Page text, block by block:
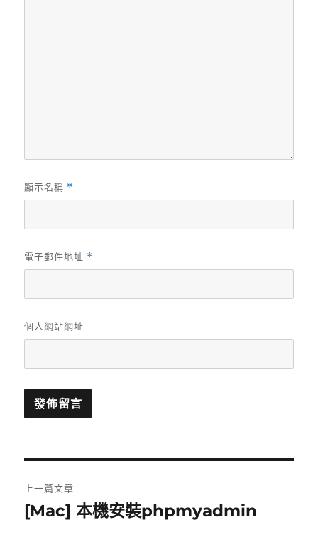
顯示名稱 *
電子郵件地址 *
個人網站網址
章
上一篇文章
上
[Mac] 本機安裝phpmyadmin